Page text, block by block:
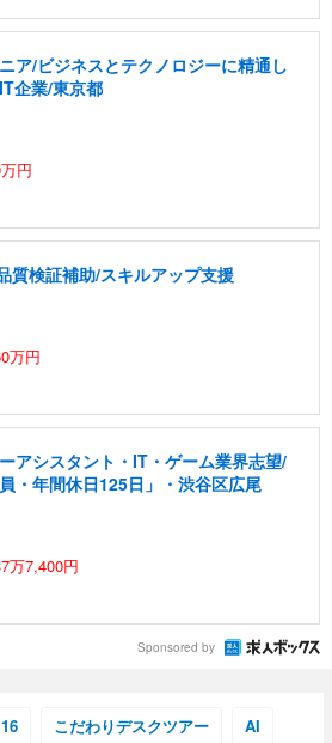
ア/ビジネスとテクノロジーに精通し
企業/東京都
円
質検証補助/スキルアップ支援
万円
アシスタント・IT・ゲーム業界志望/
・年間休日125日」・渋谷区広尾
万7,400円
Sponsored by
こだわりデスクツアー AI